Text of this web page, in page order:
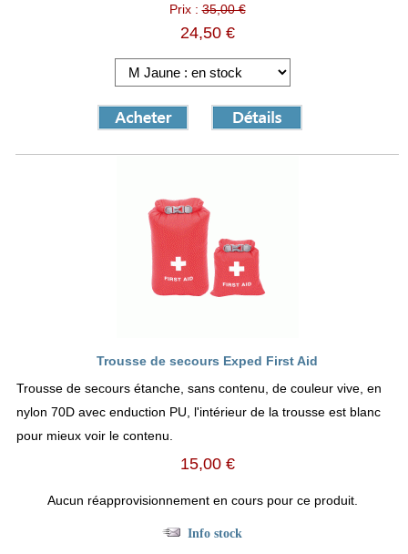
Prix :35,00 €
24,50 €
Trousse de secours Exped First Aid
Trousse de secours étanche, sans contenu, de couleur vive, en
nylon 70D avec enduction PU, l'intérieur de la trousse est blanc
pour mieux voir le contenu.
15,00 €
Aucun réapprovisionnement en cours pour ce produit.
Info stock